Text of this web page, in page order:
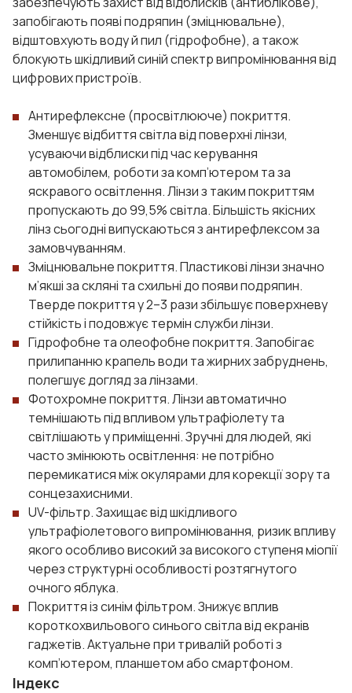
запобігають появі подряпин (зміцнювальне),
відштовхують воду й пил (гідрофобне), а також
блокують шкідливий синій спектр випромінювання від
цифрових пристроїв.
Антирефлексне (просвітлююче) покриття.
Зменшує відбиття світла від поверхні лінзи,
усуваючи відблиски під час керування
автомобілем, роботи за комп’ютером та за
яскравого освітлення. Лінзи з таким покриттям
пропускають до 99,5% світла. Більшість якісних
лінз сьогодні випускаються з антирефлексом за
замовчуванням.
Зміцнювальне покриття. Пластикові лінзи значно
м’якші за скляні та схильні до появи подряпин.
Тверде покриття у 2–3 рази збільшує поверхневу
стійкість і подовжує термін служби лінзи.
Гідрофобне та олеофобне покриття. Запобігає
прилипанню крапель води та жирних забруднень,
полегшує догляд за лінзами.
Фотохромне покриття. Лінзи автоматично
темнішають під впливом ультрафіолету та
світлішають у приміщенні. Зручні для людей, які
часто змінюють освітлення: не потрібно
перемикатися між окулярами для корекції зору та
сонцезахисними.
UV-фільтр. Захищає від шкідливого
ультрафіолетового випромінювання, ризик впливу
якого особливо високий за високого ступеня міопії
через структурні особливості розтягнутого
очного яблука.
Покриття із синім фільтром. Знижує вплив
короткохвильового синього світла від екранів
гаджетів. Актуальне при тривалій роботі з
комп’ютером, планшетом або смартфоном.
Індекс